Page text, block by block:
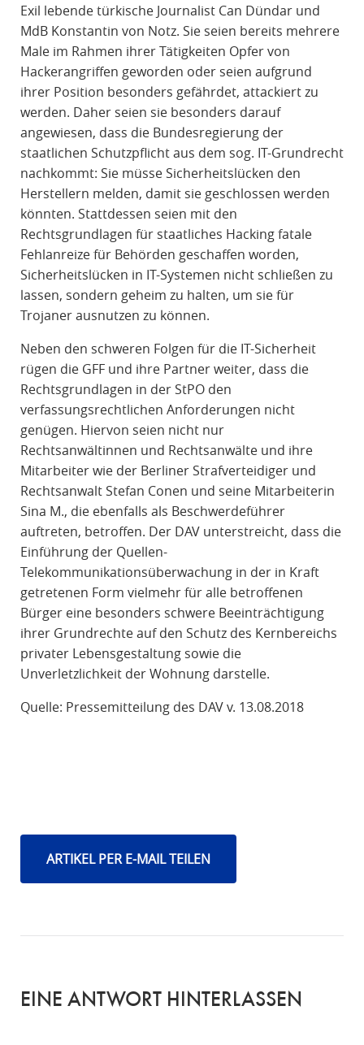
Exil lebende türkische Journalist Can Dündar und
MdB Konstantin von Notz. Sie seien bereits mehrere
Male im Rahmen ihrer Tätigkeiten Opfer von
Hackerangriffen geworden oder seien aufgrund
ihrer Position besonders gefährdet, attackiert zu
werden. Daher seien sie besonders darauf
angewiesen, dass die Bundesregierung der
staatlichen Schutzpflicht aus dem sog. IT-Grundrecht
nachkommt: Sie müsse Sicherheitslücken den
Herstellern melden, damit sie geschlossen werden
könnten. Stattdessen seien mit den
Rechtsgrundlagen für staatliches Hacking fatale
Fehlanreize für Behörden geschaffen worden,
Sicherheitslücken in IT-Systemen nicht schließen zu
lassen, sondern geheim zu halten, um sie für
Trojaner ausnutzen zu können.
Neben den schweren Folgen für die IT-Sicherheit
rügen die GFF und ihre Partner weiter, dass die
Rechtsgrundlagen in der StPO den
verfassungsrechtlichen Anforderungen nicht
genügen. Hiervon seien nicht nur
Rechtsanwältinnen und Rechtsanwälte und ihre
Mitarbeiter wie der Berliner Strafverteidiger und
Rechtsanwalt Stefan Conen und seine Mitarbeiterin
Sina M., die ebenfalls als Beschwerdeführer
auftreten, betroffen. Der DAV unterstreicht, dass die
Einführung der Quellen-
Telekommunikationsüberwachung in der in Kraft
getretenen Form vielmehr für alle betroffenen
Bürger eine besonders schwere Beeinträchtigung
ihrer Grundrechte auf den Schutz des Kernbereichs
privater Lebensgestaltung sowie die
Unverletzlichkeit der Wohnung darstelle.
Quelle: Pressemitteilung des DAV v. 13.08.2018
ARTIKEL PER E-MAIL TEILEN
EINE ANTWORT HINTERLASSEN